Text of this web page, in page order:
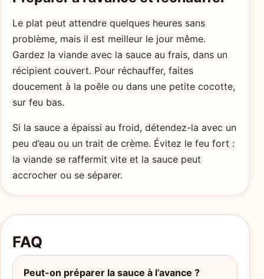
Le plat peut attendre quelques heures sans
problème, mais il est meilleur le jour même.
Gardez la viande avec la sauce au frais, dans un
récipient couvert. Pour réchauffer, faites
doucement à la poêle ou dans une petite cocotte,
sur feu bas.
Si la sauce a épaissi au froid, détendez-la avec un
peu d’eau ou un trait de crème. Évitez le feu fort :
la viande se raffermit vite et la sauce peut
accrocher ou se séparer.
FAQ
Peut-on préparer la sauce à l’avance ?